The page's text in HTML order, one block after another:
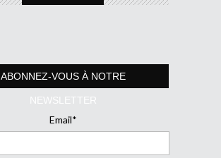
ABONNEZ-VOUS À NOTRE
NEWSLETTER
Email*